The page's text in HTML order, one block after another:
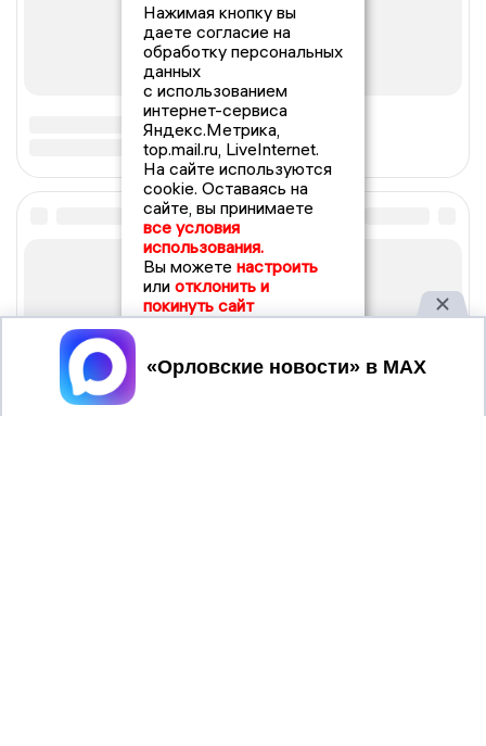
Нажимая кнопку вы
даете согласие на
обработку персональных
данных
с использованием
интернет-сервиса
Яндекс.Метрика,
top.mail.ru, LiveInternet.
На сайте используются
cookie. Оставаясь на
сайте, вы принимаете
все условия
использования.
Вы можете настроить
или отклонить и
покинуть сайт
Принять